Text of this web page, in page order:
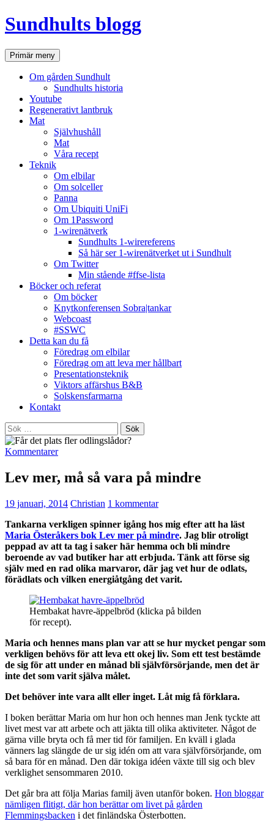
Hoppa
till
Sundhults blogg
SökPrimär meny
Om gården Sundhult
Sundhults historia
Youtube
Regenerativt lantbruk
Mat
Självhushåll
Mat
Våra recept
Teknik
Om elbilar
Om solceller
Panna
Om Ubiquiti UniFi
Om 1Password
1-wirenätverk
Sundhults 1-wirereferens
Så här ser 1-wirenätverket ut i Sundhult
Om Twitter
Min stående #ffse-lista
Böcker och referat
Om böcker
Knytkonferensen Sobra|tankar
Webcoast
#SSWC
Detta kan du få
Föredrag om elbilar
Föredrag om att leva mer hållbart
Presentationsteknik
Viktors affärshus B&B
Solskensfarmarna
Kontakt
Sök
efter:
Kommentarer
Lev mer, må så vara på mindre
19 januari, 2014 Christian 1 kommentar
Tankarna verkligen spinner igång hos mig efter att ha läst
Maria Österåkers bok Lev mer på mindre. Jag blir otroligt
peppad av att ta tag i saker här hemma och bli mindre
beroende av vad butiker har att erbjuda. Tänk att förse sig
själv med en rad olika marvaror, där jag vet hur de odlats,
förädlats och vilken energiåtgång det varit.
Hembakat havre-äppelbröd (klicka på bilden
för recept).
Maria och hennes mans plan var att se hur mycket pengar som
verkligen behövs för att leva ett okej liv. Som ett test bestämde
de sig för att under en månad bli självförsörjande, men det är
inte det som varit själva målet.
Det behöver inte vara allt eller inget. Låt mig få förklara.
I boken berättar Maria om hur hon och hennes man Jenk tyckte att
livet mest var att arbete och att jäkta till olika aktiviteter. Något de
gärna ville bryta och få mer tid för familjen. En kväll i glada
vänners lag slängde de ur sig idén om att vara självförsörjande, om
så bara för en månad. Den där tokiga idéen växte till sig och blev
verklighet sensommaren 2010.
Det går bra att följa Marias familj även utanför boken. Hon bloggar
nämligen flitigt, där hon berättar om livet på gården
Flemmingsbacken i det finländska Österbotten.